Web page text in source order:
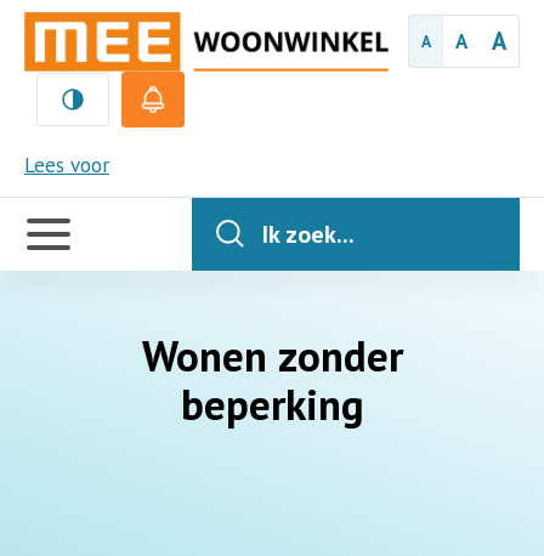
A A A
Lees voor
MEE
Handige
links
Ik zoek...
Wonen zonder
beperking